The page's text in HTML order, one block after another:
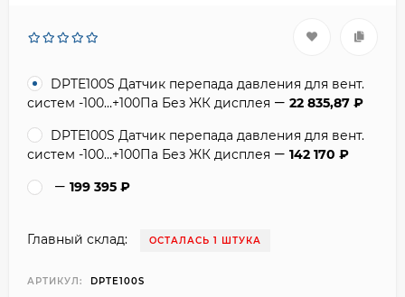
DPTE100S Датчик перепада давления для вент.
систем -100…+100Па Без ЖК дисплея
22 835,87 ₽
DPTE100S Датчик перепада давления для вент.
систем -100…+100Па Без ЖК дисплея
142 170 ₽
199 395 ₽
Главный склад: ОСТАЛАСЬ 1 ШТУКА
АРТИКУЛ: DPTE100S